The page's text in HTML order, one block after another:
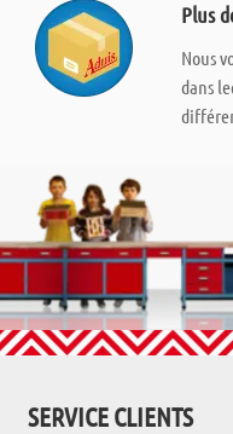
Plus
Nous
dans
SERVICE CLIENTS